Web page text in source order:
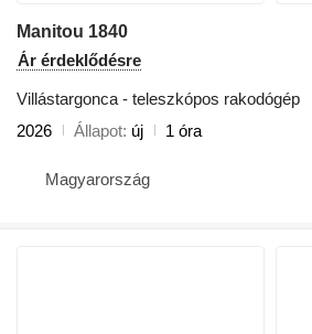
Manitou 1840
Ár érdeklődésre
Villástargonca - teleszkópos rakodógép
2026
Állapot új 1 óra
Magyarország